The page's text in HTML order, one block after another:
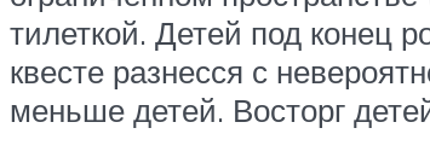
тилеткой. Детей под конец
квесте разнесся с
меньше детей. Восторг